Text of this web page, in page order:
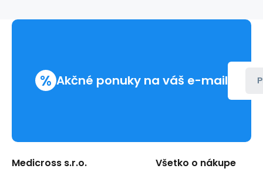
% Akčné ponuky na váš e-mail
Medicross s.r.o. Všetko o nákupe